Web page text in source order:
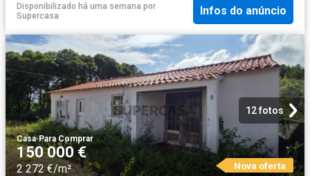
Disponibilizado há uma semana por
Supercasa
Infos do anúncio
12 fotos
Casa·Para Comprar
150 000 €
2 272 €/m² Nova oferta